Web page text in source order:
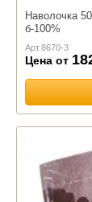
Наволочка
б-100%
Арт.8670-3
Цена от